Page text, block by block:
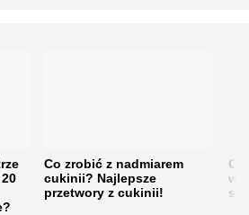
Co zrobić z nadmiarem
cukinii? Najlepsze
przetwory z cukinii!
w